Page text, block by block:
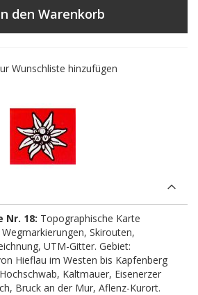
den Warenkorb
Wunschliste hinzufügen
Nr. 18: Topographische Karte
Skirouten,
UTM-Gitter. Gebiet:
Hieflau im Westen bis Kapfenberg
Kaltmauer, Eisenerzer
Bruck an der Mur, Aflenz-Kurort.